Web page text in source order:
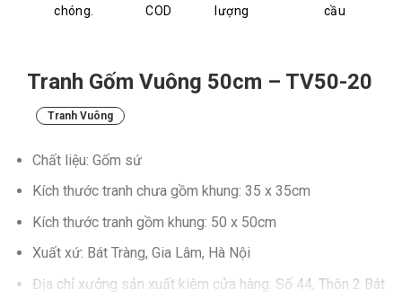
chóng.
COD
lượng
cầu
Tranh Gốm Vuông 50cm – TV50-20
Tranh Vuông
Chất liệu: Gốm sứ
Kích thước tranh chưa gồm khung: 35 x 35cm
Kích thước tranh gồm khung: 50 x 50cm
Xuất xứ: Bát Tràng, Gia Lâm, Hà Nội
Địa chỉ xưởng sản xuất kiêm cửa hàng: Số 44, Thôn 2 Bát